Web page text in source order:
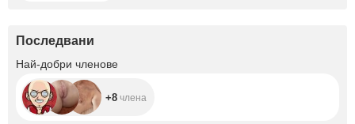
Последвани
Най-добри членове
+8 члена